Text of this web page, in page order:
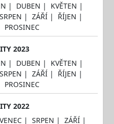
| DUBEN | KVĚTEN |
SRPEN | ZÁŘÍ | ŘÍJEN |
PROSINEC
2023
| DUBEN | KVĚTEN |
SRPEN | ZÁŘÍ | ŘÍJEN |
PROSINEC
2022
| SRPEN | ZÁŘÍ |